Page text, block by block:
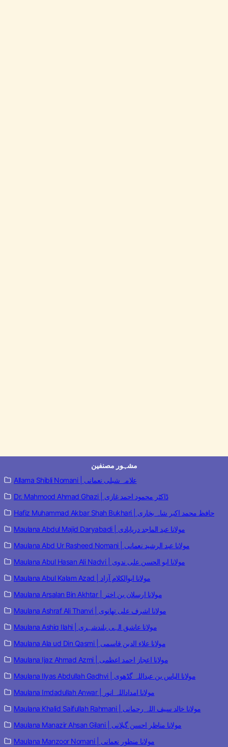
مشہور مصنفین
Allama Shibli Nomani | علامہ شبلی نعمانی
Dr. Mahmood Ahmad Ghazi | ڈاکٹر محمود احمد غازی
Hafiz Muhammad Akbar Shah Bukhari | حافظ محمد اکبر شاہ بخاری
Maulana Abdul Majid Daryabadi | مولانا عبد الماجد دریابادی
Maulana Abd Ur Rasheed Nomani | مولانا عبد الرشید نعمانی
Maulana Abul Hasan Ali Nadvi | مولانا ابو الحسن علی ندوی
Maulana Abul Kalam Azad | مولانا ابوالکلام آزاد
Maulana Arsalan Bin Akhtar | مولانا ارسلان بن اختر
Maulana Ashraf Ali Thanvi | مولانا اشرف علی تھانوی
Maulana Ashiq Ilahi | مولانا عاشق الہی بلندشہری
Maulana Ala ud Din Qasmi | مولانا علاء الدین قاسمی
Maulana Ijaz Ahmad Azmi | مولانا اعجاز احمد اعظمی
Maulana Ilyas Abdullah Gadhvi | مولانا الیاس بن عبداللہ گڈھوی
Maulana Imdadullah Anwar | مولانا امداداللہ انور
Maulana Khalid Saifullah Rahmani | مولانا خالد سیف اللہ رحمانی
Maulana Manazir Ahsan Gilani | مولانا مناظر احسن گیلانی
Maulana Manzoor Nomani | مولانا منظور نعمانی